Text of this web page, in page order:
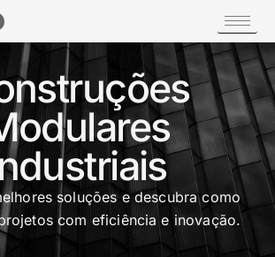
soluções e descubra como
com eficiência e inovação.